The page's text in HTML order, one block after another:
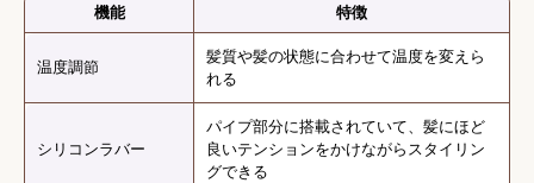
機能 特徴
温度調節
髪質や髪の状態に合わせて温度を変えら
れる
シリコンラバー
パイプ部分に搭載されていて、髪にほど
良いテンションをかけながらスタイリン
グできる